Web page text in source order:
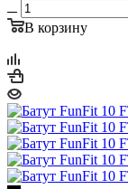
В корзину